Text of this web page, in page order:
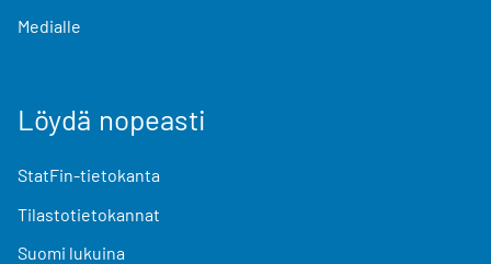
Medialle
Löydä nopeasti
StatFin-tietokanta
Tilastotietokannat
Suomi lukuina